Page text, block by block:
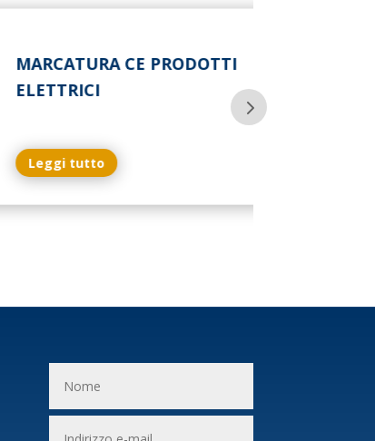
MARCATURA CE PRODOTTI
ELETTRICI
Leggi tutto